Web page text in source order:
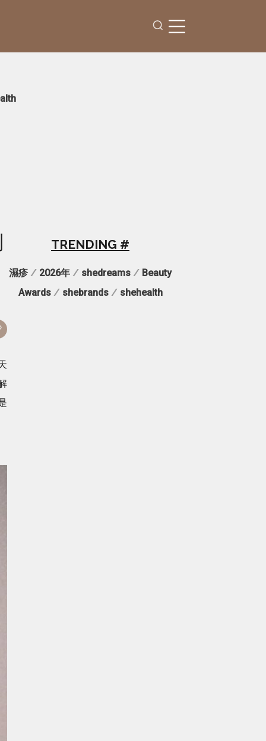
TRENDING #
濕疹 / 2026年 / shedreams / Beauty
Awards/ shebrands/ shehealth